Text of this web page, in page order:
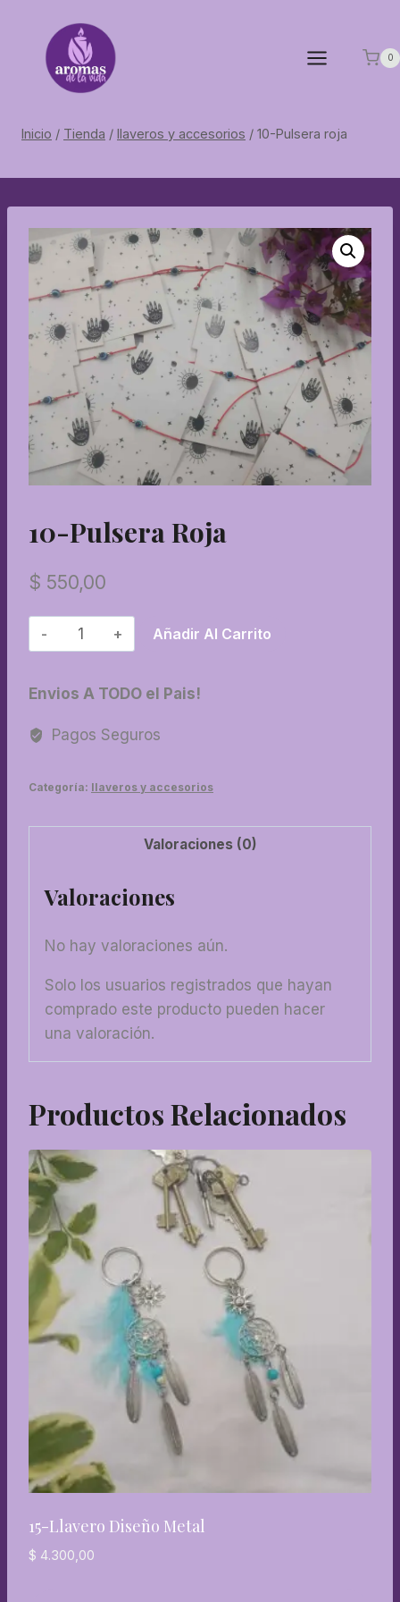
contenido
0
Inicio / Tienda / llaveros y accesorios / 10-Pulsera roja
10-Pulsera Roja
$ 550,00
10-
Pulsera
cantidad
Añadir Al Carrito
Envios A TODO el Pais!
Pagos Seguros
Categoría: llaveros y accesorios
Valoraciones (0)
Valoraciones
No hay valoraciones aún.
Solo los usuarios registrados que hayan
comprado este producto pueden hacer
una valoración.
Productos Relacionados
15-Llavero Diseño Metal
$ 4.300,00